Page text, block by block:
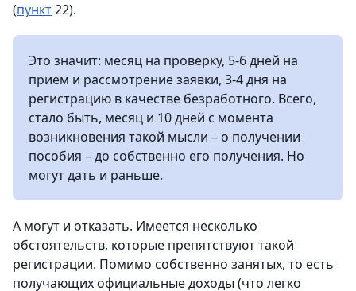
(пункт22).
Это значит: месяц на проверку, 5-6 дней на
прием и рассмотрение заявки, 3-4 дня на
регистрацию в качестве безработного. Всего,
стало быть, месяц и 10 дней с момента
возникновения такой мысли – о получении
пособия – до собственно его получения. Но
могут дать и раньше.
А могут и отказать. Имеется несколько
обстоятельств, которые препятствуют такой
регистрации. Помимо собственно занятых, то есть
получающих официальные доходы (что легко